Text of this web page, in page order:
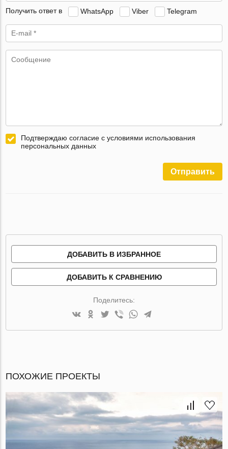
Получить ответ в WhatsApp Viber Telegram
Подтверждаю согласие с условиями использования
персональных данных
Отправить
ДОБАВИТЬ В ИЗБРАННОЕ
ДОБАВИТЬ К СРАВНЕНИЮ
Поделитесь:
ПОХОЖИЕ ПРОЕКТЫ